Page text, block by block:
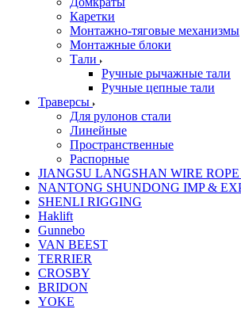
Каретки
Монтажно-тяговые механизмы
Монтажные блоки
Тали
Ручные рычажные тали
Ручные цепные тали
Траверсы
Для рулонов стали
Линейные
Пространственные
Распорные
JIANGSU LANGSHAN WIRE
NANTONG SHUNDONG IMP &
SHENLI RIGGING
Haklift
Gunnebo
VAN BEEST
TERRIER
CROSBY
BRIDON
YOKE